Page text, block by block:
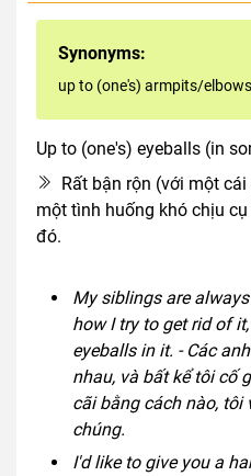
Synonyms:
up to (one's) armpits/
Up to (one's) eyeballs (in
Rất bận rộn (với một
một tình huống khó chịu
đó.
My siblings are
how I try to get rid of
eyeballs in it. - Các
nhau, và bất kể tôi cố
cãi bằng cách nào, tôi
chúng.
I'd like to give you a